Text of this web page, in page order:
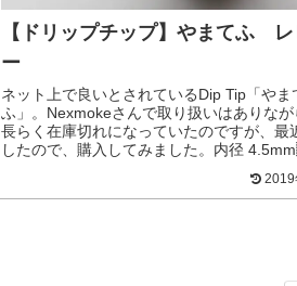
【ドリップチップ】やまてふ レ
ー
ネット上で良いとされているDip Tip「やま
ふ」。Nexmokeさんで取り扱いはありなが
長らく在庫切れになっていたのですが、最
したので、購入してみました。内径
2019